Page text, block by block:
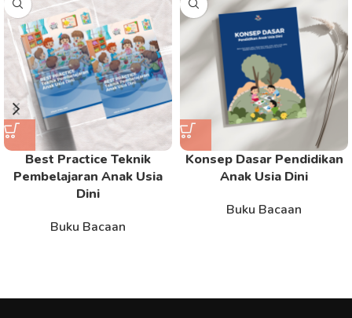
Best Practice Teknik
Pembelajaran Anak Usia
Dini
Buku Bacaan
Konsep Dasar Pendidikan
Anak Usia Dini
Buku Bacaan